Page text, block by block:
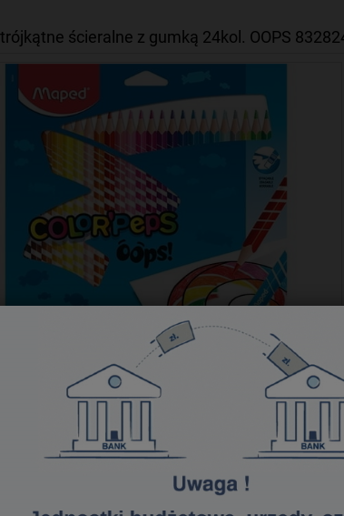
ścieralne z gumką 24kol. OOPS
Bezpieczeństwo